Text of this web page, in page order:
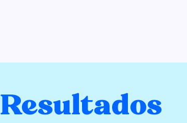
Resultados